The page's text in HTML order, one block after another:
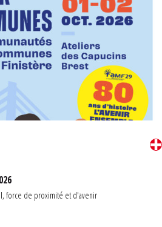
force de proximité et d'avenir